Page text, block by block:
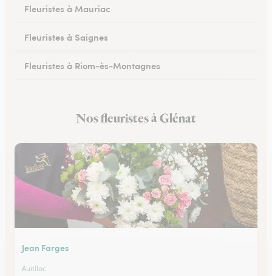
Fleuristes à Mauriac
Fleuristes à Saignes
Fleuristes à Riom-ès-Montagnes
Nos fleuristes à Glénat
Jean Farges
Aurillac